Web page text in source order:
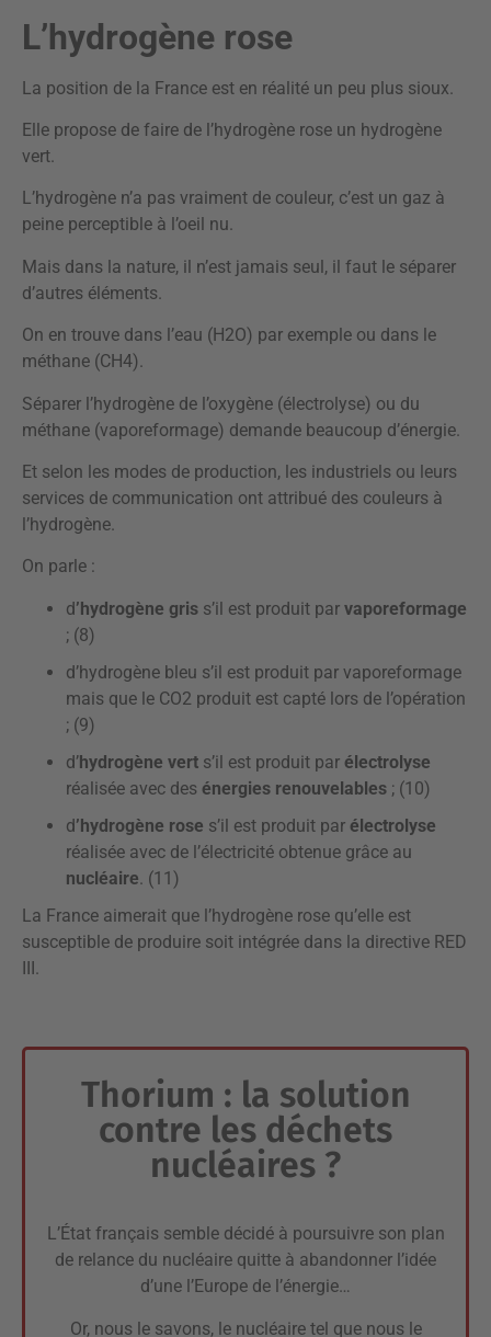
L’hydrogène rose
La position de la France est en réalité un peu plus sioux.
Elle propose de faire de l’hydrogène rose un hydrogène
vert.
L’hydrogène n’a pas vraiment de couleur, c’est un gaz à
peine perceptible à l’oeil nu.
Mais dans la nature, il n’est jamais seul, il faut le séparer
d’autres éléments.
On en trouve dans l’eau (H2O) par exemple ou dans le
méthane (CH4).
Séparer l’hydrogène de l’oxygène (électrolyse) ou du
méthane (vaporeformage) demande beaucoup d’énergie.
Et selon les modes de production, les industriels ou leurs
services de communication ont attribué des couleurs à
l’hydrogène.
On parle :
d’hydrogène gris s’il est produit par vaporeformage
; (8)
d’hydrogène bleu s’il est produit par vaporeformage
mais que le CO2 produit est capté lors de l’opération
; (9)
d’hydrogène vert s’il est produit par électrolyse
réalisée avec des énergies renouvelables ; (10)
d’hydrogène rose s’il est produit par électrolyse
réalisée avec de l’électricité obtenue grâce au
nucléaire. (11)
La France aimerait que l’hydrogène rose qu’elle est
susceptible de produire soit intégrée dans la directive RED
III.
Thorium : la solution
contre les déchets
nucléaires ?
L’État français semble décidé à poursuivre son plan
de relance du nucléaire quitte à abandonner l’idée
d’une l’Europe de l’énergie…
Or, nous le savons, le nucléaire tel que nous le